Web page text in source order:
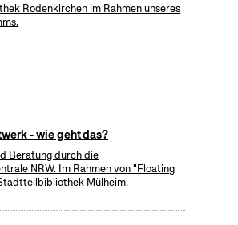
Rodenkirchen im Rahmen unseres
- wie geht das?
Beratung durch die
NRW. Im Rahmen von "Floating
Mülheim.